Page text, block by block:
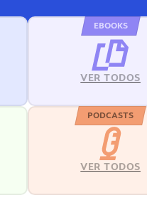
EBOOKS
VER TODOS
PODCASTS
VER TODOS